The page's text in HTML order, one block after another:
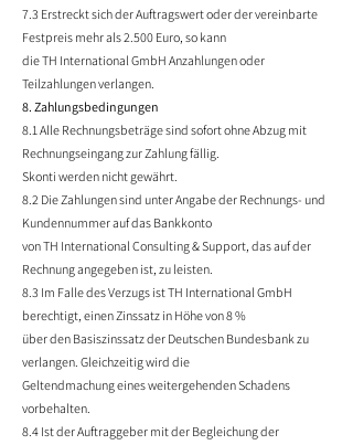
7.3 Erstreckt sich der Auftragswert oder der vereinbarte
Festpreis mehr als 2.500 Euro, so kann
die TH International GmbH Anzahlungen oder
Teilzahlungen verlangen.
8. Zahlungsbedingungen
8.1 Alle Rechnungsbeträge sind sofort ohne Abzug mit
Rechnungseingang zur Zahlung fällig.
Skonti werden nicht gewährt.
8.2 Die Zahlungen sind unter Angabe der Rechnungs- und
Kundennummer auf das Bankkonto
von TH International Consulting & Support, das auf der
Rechnung angegeben ist, zu leisten.
8.3 Im Falle des Verzugs ist TH International GmbH
berechtigt, einen Zinssatz in Höhe von 8 %
über den Basiszinssatz der Deutschen Bundesbank zu
verlangen. Gleichzeitig wird die
Geltendmachung eines weitergehenden Schadens
vorbehalten.
8.4 Ist der Auftraggeber mit der Begleichung der